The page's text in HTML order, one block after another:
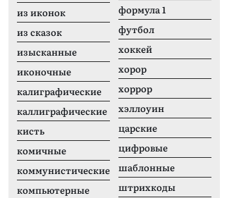
Бесплатный шрифт
9 шрифтов
Encode Sans Expanded
из иконок
из сказок
изысканные
иконочные
калиграфические
каллиграфические
кисть
комичные
коммунистические
компьютерные
формула 1
футбол
хоккей
хорор
хоррор
хэллоуин
царские
цифровые
шаблонные
штрихкоды